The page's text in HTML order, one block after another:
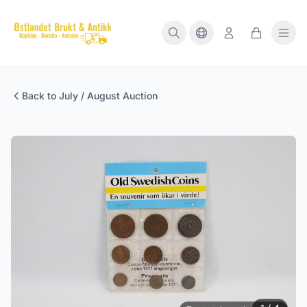
Back to July / August Auction